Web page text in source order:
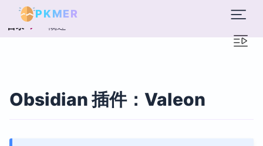
PKMER
目录 概述
Obsidian 插件：Valeon